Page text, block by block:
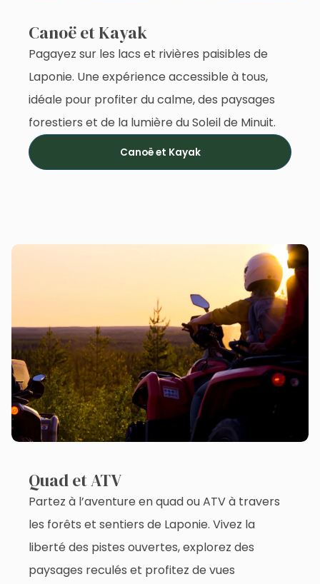
Canoë et Kayak
Pagayez sur les lacs et rivières paisibles de
Laponie. Une expérience accessible à tous,
idéale pour profiter du calme, des paysages
forestiers et de la lumière du Soleil de Minuit.
Canoë et Kayak
Quad et ATV
Partez à l’aventure en quad ou ATV à travers
les forêts et sentiers de Laponie. Vivez la
liberté des pistes ouvertes, explorez des
paysages reculés et profitez de vues